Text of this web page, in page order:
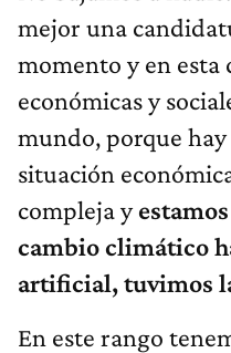
mejor una
momento y en esta
económicas y
mundo, porque
situación
compleja y
cambio climático
artificial, tuvimos
En este rango